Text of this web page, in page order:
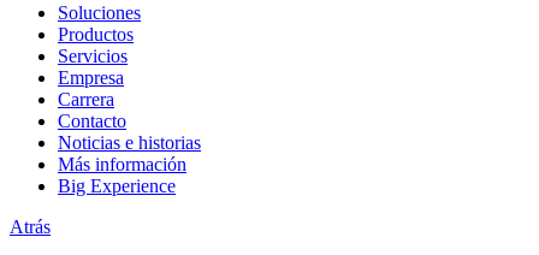
Soluciones
Productos
Servicios
Empresa
Carrera
Contacto
Noticias e historias
Más información
Big Experience
Atrás